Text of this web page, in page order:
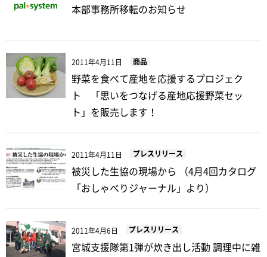
本部事務所移転のお知らせ
2011年4月11日 商品
野菜を食べて産地を応援するプロジェク
ト 「思いをつなげる産地応援野菜セッ
ト」を販売します！
2011年4月11日 プレスリリース
被災した生協の現場から （4月4回カタログ
「おしゃべりジャーナル」より）
2011年4月6日 プレスリリース
宮城支援隊第1弾が炊き出し活動 調理中に雑